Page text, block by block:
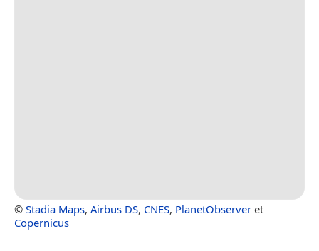
© Stadia Maps, Airbus DS, CNES, PlanetObserver et
Copernicus